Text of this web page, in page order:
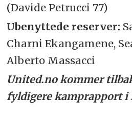
(Davide Petrucci 77)
Ubenyttede reserver:
Charni Ekangamene,
Alberto Massacci
United.no kommer
fyldigere kamprapport i